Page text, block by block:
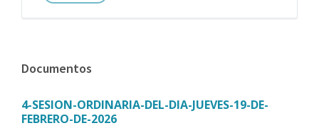
Documentos
4-SESION-ORDINARIA-DEL-DIA-JUEVES-19-DE-
FEBRERO-DE-2026